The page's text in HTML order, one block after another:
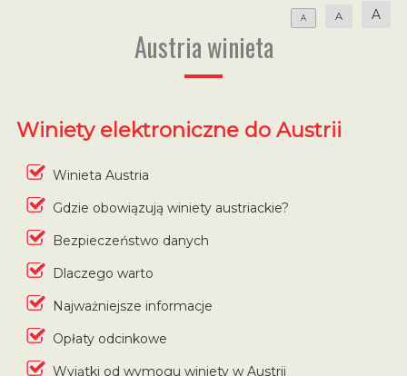
A A A
Austria winieta
Winiety elektroniczne do Austrii
Winieta Austria
Gdzie obowiązują winiety austriackie?
Bezpieczeństwo danych
Dlaczego warto
Najważniejsze informacje
Opłaty odcinkowe
Wyjątki od wymogu winiety w Austrii